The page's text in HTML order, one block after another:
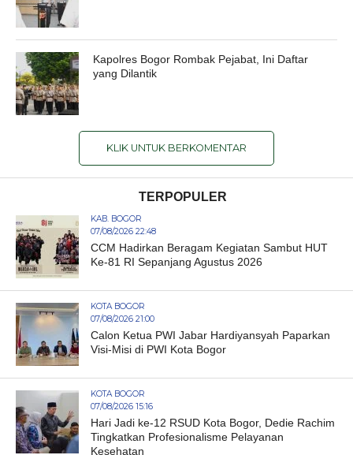
Kapolres Bogor Rombak Pejabat, Ini Daftar
yang Dilantik
KLIK UNTUK BERKOMENTAR
TERPOPULER
KAB. BOGOR
07/08/2026 22:48
CCM Hadirkan Beragam Kegiatan Sambut HUT
Ke-81 RI Sepanjang Agustus 2026
KOTA BOGOR
07/08/2026 21:00
Calon Ketua PWI Jabar Hardiyansyah Paparkan
Visi-Misi di PWI Kota Bogor
KOTA BOGOR
07/08/2026 15:16
Hari Jadi ke-12 RSUD Kota Bogor, Dedie Rachim
Tingkatkan Profesionalisme Pelayanan
Kesehatan